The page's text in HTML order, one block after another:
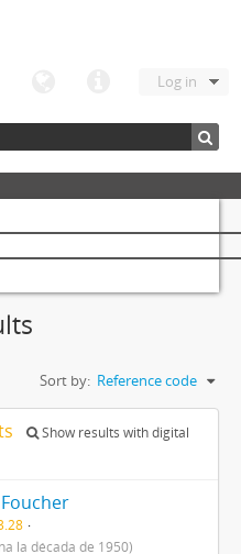
Log in
Sort by: Reference code
Show results with digital
la década de 1950)